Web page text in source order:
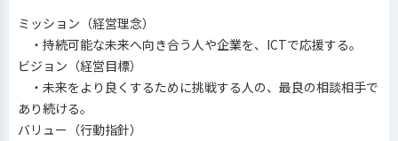
ミッション（経営理念）
・持続可能な未来へ向き合う人や企業を、ICTで応援する。
ビジョン（経営目標）
・未来をより良くするために挑戦する人の、最良の相談相手で
あり続ける。
バリュー（行動指針）